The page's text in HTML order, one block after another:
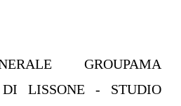
GROUPAMA
DI LISSONE - STUDIO